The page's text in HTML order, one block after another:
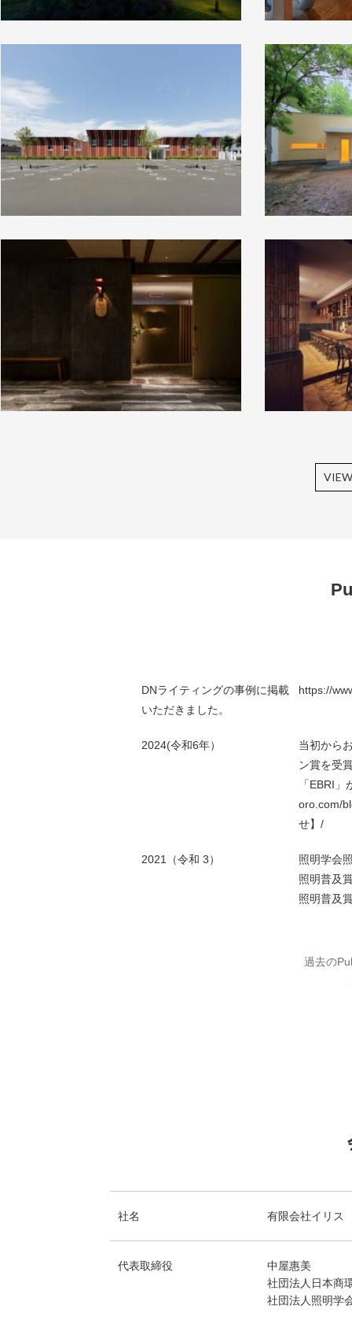
DNライティングの事例に掲載
いただきました。
https://
2024(令和6年）
当初から
ン賞を受
「EBRI
oro.com/
せ】/
2021（令和 3）
照明学会
照明普及
照明普及
過去の
社名 有限会社イリス
代表取締役
中屋惠美
社団法人日本商
社団法人照明学